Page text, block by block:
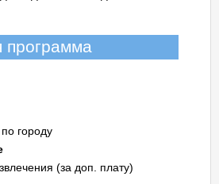
программа
городу
(за доп. плату)